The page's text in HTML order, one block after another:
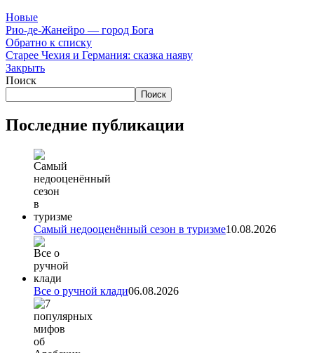
Новые
Рио-де-Жанейро — город Бога
Обратно к списку
Старее Чехия и Германия: сказка наяву
Закрыть
Поиск
Поиск
Последние публикации
Самый недооценённый сезон в туризме10.08.2026
Все о ручной клади06.08.2026